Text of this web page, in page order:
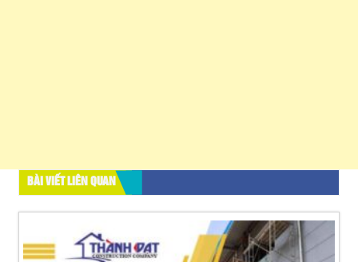
BÀI VIẾT LIÊN QUAN